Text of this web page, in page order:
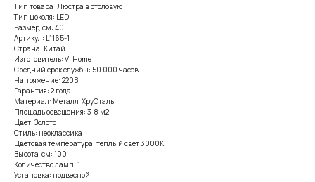
Тип товара: Люстра в столовую
Тип цоколя: LED
Размер, см: 40
Артикул: L1165-1
Страна: Китай
Изготовитель: VI Home
Средний срок службы: 50 000 часов
Напряжение: 220В
Гарантия: 2 года
Материал: Металл, ХруСталь
Площадь освещения: 3-8 м2
Цвет: Золото
Стиль: неоклассика
Цветовая температура: теплый свет 3000К
Высота, см: 100
Количество ламп: 1
Установка: подвесной